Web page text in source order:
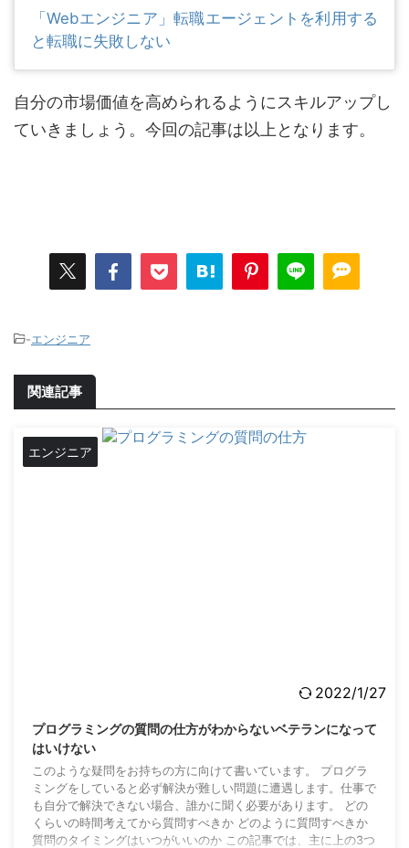
「Webエンジニア」転職エージェントを利用する
と転職に失敗しない
自分の市場価値を高められるようにスキルアップし
ていきましょう。今回の記事は以上となります。
-エンジニア
関連記事
エンジニア
2022/1/27
プログラミングの質問の仕方がわからないベテランになって
はいけない
このような疑問をお持ちの方に向けて書いています。 プログラ
ミングをしていると必ず解決が難しい問題に遭遇します。仕事で
も自分で解決できない場合、誰かに聞く必要があります。 どの
くらいの時間考えてから質問すべきか どのように質問すべきか
質問のタイミングはいつがいいのか この記事では、主に上の3つ